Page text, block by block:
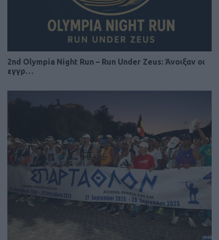
2nd Olympia Night Run – Run Under Zeus: Άνοιξαν οι
εγγρ…